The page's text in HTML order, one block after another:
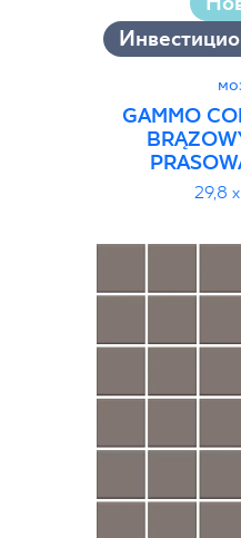
GAMMO
29,8